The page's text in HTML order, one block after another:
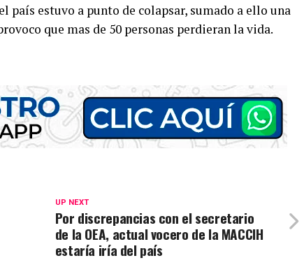
país estuvo a punto de colapsar, sumado a ello una
que mas de 50 personas perdieran la vida.
UP NEXT
Por discrepancias con el secretario
de la OEA, actual vocero de la MACCIH
estaría iría del país